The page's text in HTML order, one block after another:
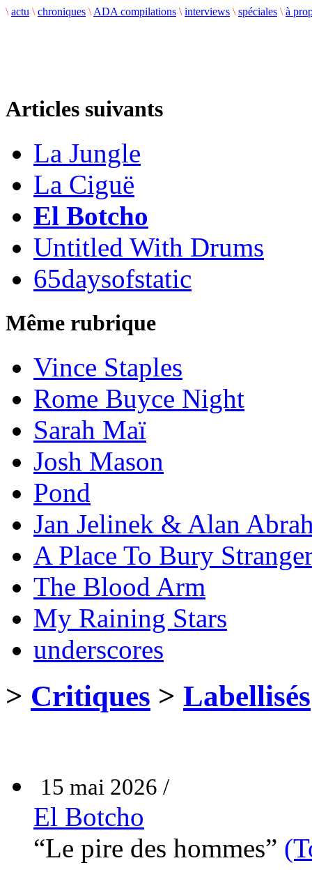
\ actu \ chroniques \ ADA compilations \ interviews \ spéciales \ à
Articles suivants
La Jungle
La Ciguë
El Botcho
Untitled With Drums
65daysofstatic
Même rubrique
Vince Staples
Rome Buyce Night
Sarah Maï
Josh Mason
Pond
Jan Jelinek & Alan
A Place To Bury
The Blood Arm
My Raining Stars
underscores
> Critiques > Labellisés
15 mai 2026 /
El Botcho
“Le pire des hommes”